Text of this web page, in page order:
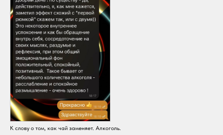
К слову о том, как чай заменяет. Алкоголь.